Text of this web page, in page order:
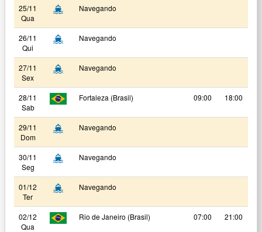
25/11
Qua
Navegando
26/11
Qui
Navegando
27/11
Sex
Navegando
28/11
Sab
Fortaleza (Brasil) 09:00 18:00
29/11
Dom
Navegando
30/11
Seg
Navegando
01/12
Ter
Navegando
02/12
Qua
Rio de Janeiro (Brasil) 07:00 21:00